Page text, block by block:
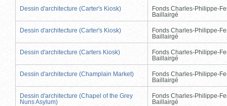
Dessin d'architecture (Carter's Kiosk)
Fonds Charles-Philippe-
Baillairgé
Dessin d'architecture (Carter's Kiosk)
Fonds Charles-Philippe-
Baillairgé
Dessin d'architecture (Carters Kiosk)
Fonds Charles-Philippe-
Baillairgé
Dessin d'architecture (Champlain Market)
Fonds Charles-Philippe-
Baillairgé
Dessin d'architecture (Chapel of the Grey
Nuns Asylum)
Fonds Charles-Philippe-
Baillairgé